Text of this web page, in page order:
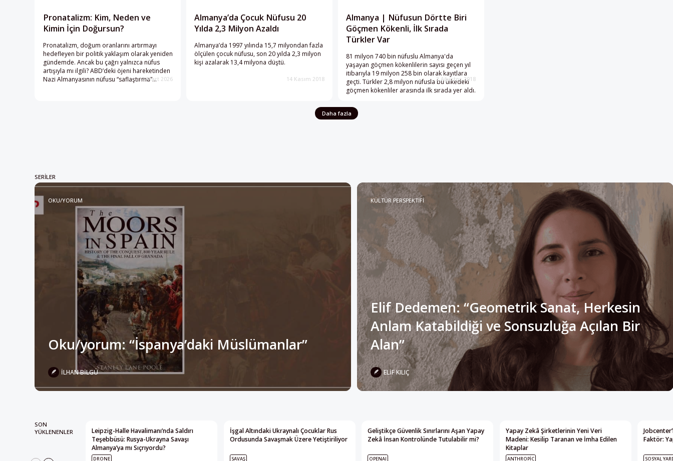
Pronatalizm: Kim, Neden ve
Kimin İçin Doğursun?
Pronatalizm, doğum oranlarını artırmayı
hedefleyen bir politik yaklaşım olarak yeniden
gündemde. Ancak bu çağrı yalnızca nüfus
artışıyla mı ilgili? ABD’deki öjeni hareketinden
Nazi Almanyasının nüfusu “saflaştırma”12 Mart 2026
Almanya’da Çocuk Nüfusu 20
Yılda 2,3 Milyon Azaldı
Almanya’da 1997 yılında 15,7 milyondan fazla
ölçülen çocuk nüfusu, son 20 yılda 2,3 milyon
kişi azalarak 13,4 milyona düştü.
14 Kasım 2018
Almanya | Nüfusun Dörtte Biri
Göçmen Kökenli, İlk Sırada
Türkler Var
81 milyon 740 bin nüfuslu Almanya'da
yaşayan göçmen kökenlilerin sayısı geçen yıl
itibarıyla 19 milyon 258 bin olarak kayıtlara
geçti. Türkler 2,8 milyon nüfusla bu ülkedeki
göçmen kökenliler arasında ilk sırada yer aldı.
2 Ağustos 2018
Daha fazla
SERILER
OKU/YORUM
Oku/yorum: “İspanya’daki Müslümanlar”
İLHAN BILGÜ
KÜLTÜR PERSPEKTİFİ
Elif Dedemen: “Geometrik Sanat, Herkesin
Anlam Katabildiği ve Sonsuzluğa Açılan Bir
Alan”
ELIF KILIÇ
SON
YÜKLENENLER
Leipzig-Halle Havalimanı’nda Saldırı
Teşebbüsü: Rusya-Ukrayna Savaşı
Almanya’ya mı Sıçrıyordu?
DRONE
İşgal Altındaki Ukraynalı Çocuklar Rus
Ordusunda Savaşmak Üzere Yetiştiriliyor
SAVAŞ
Geliştikçe Güvenlik Sınırlarını Aşan Yapay
Zekâ İnsan Kontrolünde Tutulabilir mi?
OPENAI
Yapay Zekâ Şirketlerinin Yeni Veri
Madeni: Kesilip Taranan ve İmha Edilen
Kitaplar
ANTHROPIC
Faktör:
SOSYAL